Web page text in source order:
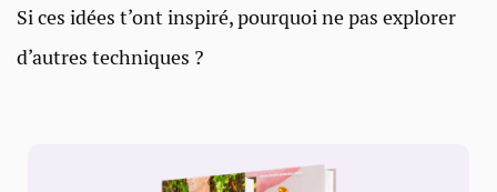
Si ces idées t’ont inspiré, pourquoi ne pas explorer
d’autres techniques ?